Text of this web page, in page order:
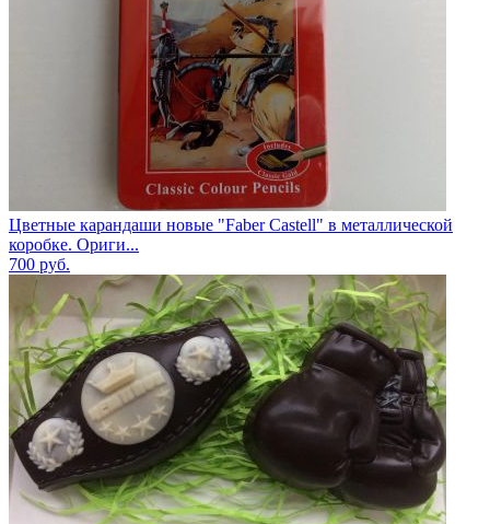
Цветные карандаши новые "Faber Castell" в металлической
коробке. Ориги...
700 руб.